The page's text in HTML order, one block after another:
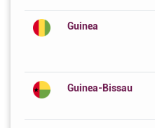
Guinea
Guinea-Bissau